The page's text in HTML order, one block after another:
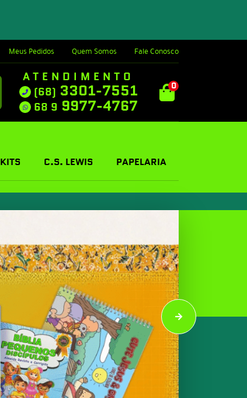
Meus Pedidos Quem Somos Fale Conosco
ATENDIMENTO
(68) 3301-7551
68 9 9977-4767
0
KITS C.S. LEWIS PAPELARIA